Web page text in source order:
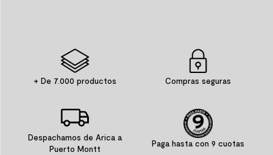
+ De 7.000 productos Compras seguras
Despachamos de Arica a
Puerto Montt
Paga hasta con 9 cuotas